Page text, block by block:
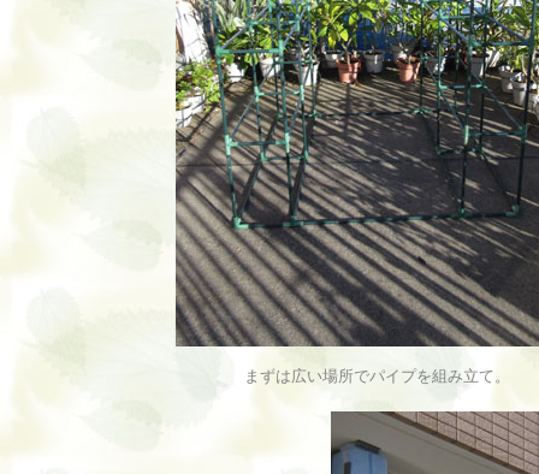
まずは広い場所でパイプを組み立て。